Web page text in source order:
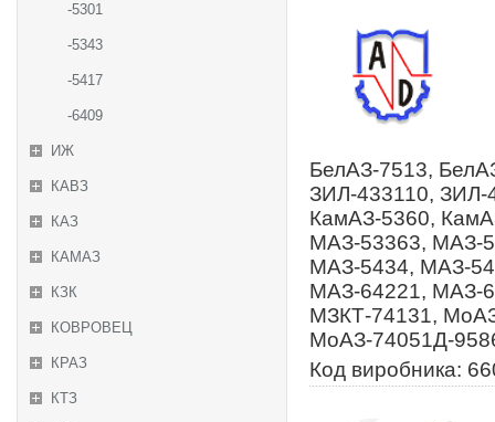
-5301
-5343
-5417
-6409
ИЖ
КАВЗ
КАЗ
КАМАЗ
КЗК
КОВРОВЕЦ
КРАЗ
КТЗ
БелАЗ-7513,
ЗИЛ-433110, ЗИЛ-
КамАЗ-5360,
МАЗ-53363, МАЗ-
МАЗ-5434, МАЗ-
МАЗ-64221, МАЗ-
МЗКТ-74131,
МоАЗ-74051Д-
Код виробника: